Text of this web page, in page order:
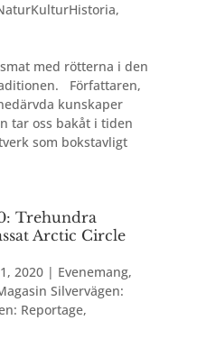
,
med rötterna i den
Författaren,
kunskaper
tar oss bakåt i tiden
som bokstavligt
Trehundra
Arctic Circle
2020| Evenemang,
Silvervägen:
Reportage,